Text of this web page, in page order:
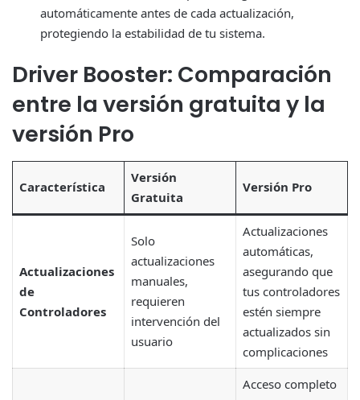
automáticamente antes de cada actualización,
protegiendo la estabilidad de tu sistema.
Driver Booster: Comparación
entre la versión gratuita y la
versión Pro
Característica
Versión
Gratuita
Versión Pro
Actualizaciones
de
Controladores
Solo
actualizaciones
manuales,
requieren
intervención del
usuario
Actualizaciones
automáticas,
asegurando que
tus controladores
estén siempre
actualizados sin
complicaciones
Acceso completo